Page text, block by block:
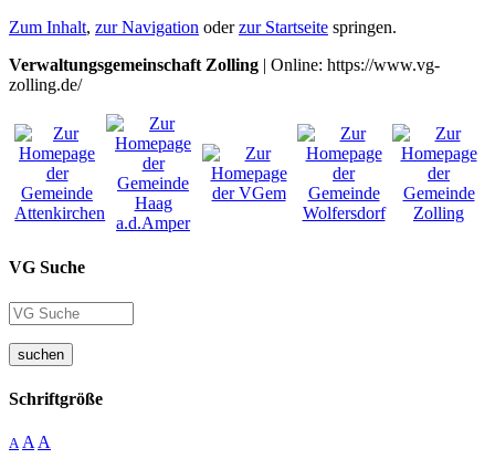
Zum Inhalt, zur Navigation oderzur Startseite springen.
Verwaltungsgemeinschaft Zolling | Online: https://www.vg-
zolling.de/
VG Suche
suchen
Schriftgröße
A A A